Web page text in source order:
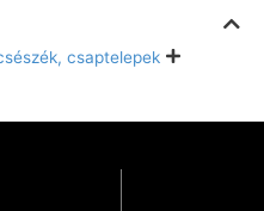
csaptelepek